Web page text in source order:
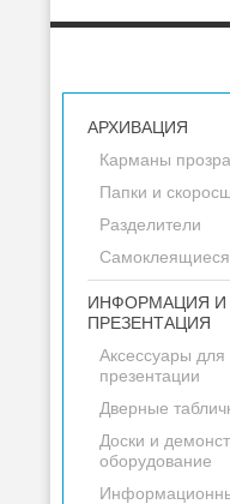
АРХИВАЦИЯ
Карманы
Папки и
Разделители
Самоклеящиеся
ИНФОРМАЦИЯ И
ПРЕЗЕНТАЦИЯ
Аксессуары для
презентации
Дверные
Доски и
оборудование